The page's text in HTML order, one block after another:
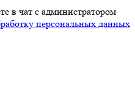
в чат с администратором
персональных данных